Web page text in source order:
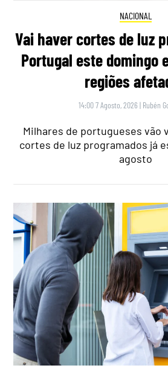
NACIONAL
Vai haver cortes de luz
Portugal este domingo
regiões
14:00 7 Agosto, 2026 | Rubén
Milhares de portugueses vão
cortes de luz programados já
agosto